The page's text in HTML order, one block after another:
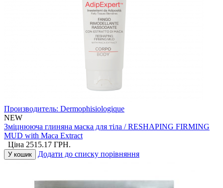
Производитель: Dermophisiologique
NEW
Зміцнююча глиняна маска для тіла / RESHAPING FIRMING
MUD with Maca Extract
Ціна 2515.17 ГРН.
У кошик Додати до списку порівняння